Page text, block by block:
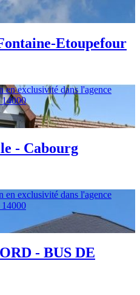
Etoupefour
- Cabourg
- BUS DE